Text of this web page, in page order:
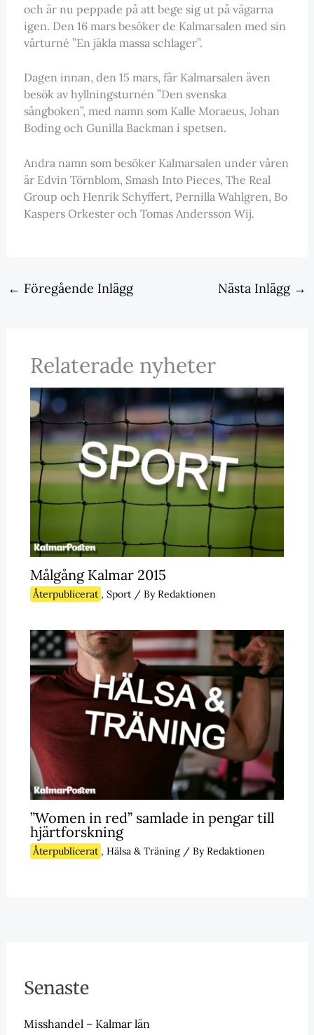
och är nu peppade på att bege sig ut på vägarna
igen. Den 16 mars besöker de Kalmarsalen med sin
vårturné ”En jäkla massa schlager”.
Dagen innan, den 15 mars, får Kalmarsalen även
besök av hyllningsturnén ”Den svenska
sångboken”, med namn som Kalle Moraeus, Johan
Boding och Gunilla Backman i spetsen.
Andra namn som besöker Kalmarsalen under våren
är Edvin Törnblom, Smash Into Pieces, The Real
Group och Henrik Schyffert, Pernilla Wahlgren, Bo
Kaspers Orkester och Tomas Andersson Wij.
← Föregående Inlägg Nästa Inlägg →
Relaterade nyheter
Målgång Kalmar 2015
Återpublicerat , Sport/ ByRedaktionen
”Women in red” samlade in pengar till
hjärtforskning
Återpublicerat , Hälsa & Träning/ ByRedaktionen
Senaste
Misshandel – Kalmar län